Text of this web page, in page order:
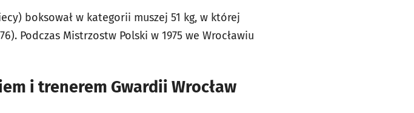
boksował w kategorii muszej 51 kg, w której
Podczas Mistrzostw Polski w 1975 we Wrocławiu
i trenerem Gwardii Wrocław